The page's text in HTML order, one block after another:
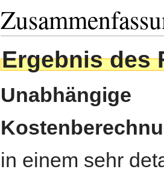
Ergebnis des
Unabhängige
in einem sehr